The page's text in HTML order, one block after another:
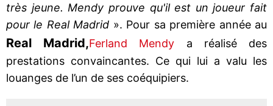
très jeune. Mendy prouve qu'il est un joueur fait
pour le Real Madrid ». Pour sa première année au
Real Madrid,Ferland Mendy a réalisé des
prestations convaincantes. Ce qui lui a valu les
louanges de l’un de ses coéquipiers.